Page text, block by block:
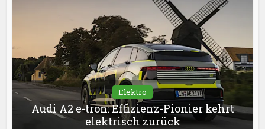
Elektro
Audi A2 e-tron: Effizienz-Pionier kehrt
elektrisch zurück